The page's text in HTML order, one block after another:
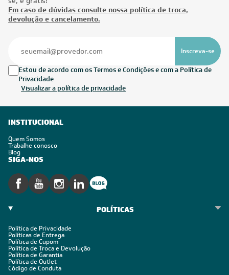
Em caso de dúvidas consulte nossa política de troca,
devolução e cancelamento.
Inscreva-se
Estou de acordo com os Termos e Condições e com a Política de
Privacidade
Visualizar a política de privacidade
INSTITUCIONAL
Quem Somos
Trabalhe conosco
Blog
SIGA-NOS
POLÍTICAS
Política de Privacidade
Políticas de Entrega
Política de Cupom
Política de Troca e Devolução
Política de Garantia
Política de Outlet
Código de Conduta